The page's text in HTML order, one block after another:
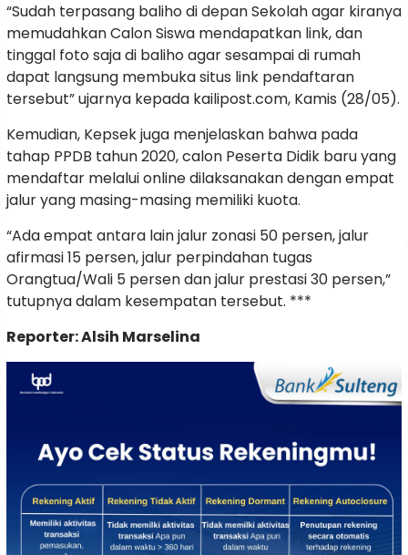
“Sudah terpasang baliho di depan Sekolah agar kiranya
memudahkan Calon Siswa mendapatkan link, dan
tinggal foto saja di baliho agar sesampai di rumah
dapat langsung membuka situs link pendaftaran
tersebut” ujarnya kepada kailipost.com, Kamis (28/05).
Kemudian, Kepsek juga menjelaskan bahwa pada
tahap PPDB tahun 2020, calon Peserta Didik baru yang
mendaftar melalui online dilaksanakan dengan empat
jalur yang masing-masing memiliki kuota.
“Ada empat antara lain jalur zonasi 50 persen, jalur
afirmasi 15 persen, jalur perpindahan tugas
Orangtua/Wali 5 persen dan jalur prestasi 30 persen,”
tutupnya dalam kesempatan tersebut. ***
Reporter: Alsih Marselina